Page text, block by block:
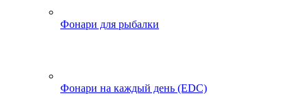
Фонари для рыбалки
Фонари на каждый день (EDC)